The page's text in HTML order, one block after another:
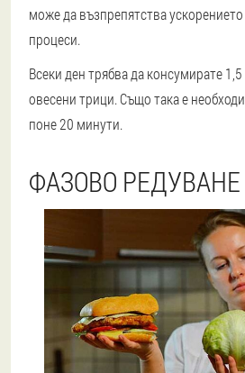
може да възпрепятства
процеси.
Всеки ден трябва да консумирате
овесени трици. Също така е
поне 20 минути.
ФАЗОВО РЕДУВАНЕ